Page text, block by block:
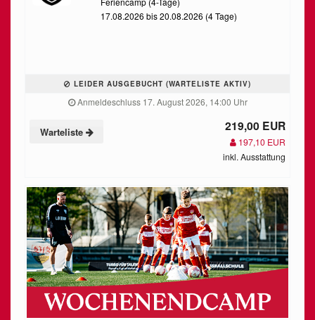
17.08.2026 bis 20.08.2026 (4 Tage)
LEIDER AUSGEBUCHT (WARTELISTE AKTIV)
Anmeldeschluss 17. August 2026, 14:00 Uhr
Warteliste 219,00 EUR
197,10 EUR
inkl. Ausstattung